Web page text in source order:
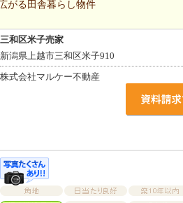
がる田舎暮らし物件
三和区米子売家
新潟県上越市三和区米子910
株式会社マルケー不動産